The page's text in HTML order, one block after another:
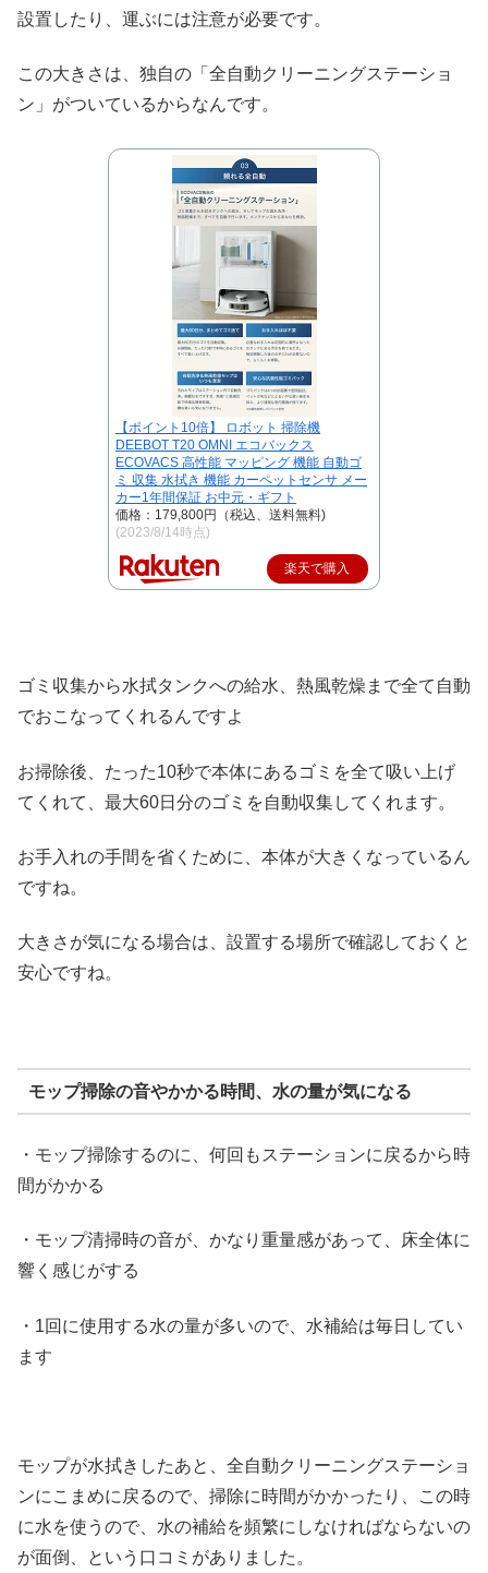
設置したり、運ぶには注意が必要です。
この大きさは、独自の「全自動クリーニングステーショ
ン」がついているからなんです。
【ポイント10倍】 ロボット 掃除機
DEEBOT T20 OMNI エコバックス
ECOVACS 高性能 マッピング 機能 自動ゴ
ミ 収集 水拭き 機能 カーペットセンサ メー
カー1年間保証 お中元・ギフト
価格：179,800円（税込、送料無料)
(2023/8/14時点)
楽天で購入
ゴミ収集から水拭タンクへの給水、熱風乾燥まで全て自動
でおこなってくれるんですよ
お掃除後、たった10秒で本体にあるゴミを全て吸い上げ
てくれて、最大60日分のゴミを自動収集してくれます。
お手入れの手間を省くために、本体が大きくなっているん
ですね。
大きさが気になる場合は、設置する場所で確認しておくと
安心ですね。
モップ掃除の音やかかる時間、水の量が気になる
・モップ掃除するのに、何回もステーションに戻るから時
間がかかる
・モップ清掃時の音が、かなり重量感があって、床全体に
響く感じがする
・1回に使用する水の量が多いので、水補給は毎日してい
ます
モップが水拭きしたあと、全自動クリーニングステーショ
ンにこまめに戻るので、掃除に時間がかかったり、この時
に水を使うので、水の補給を頻繁にしなければならないの
が面倒、という口コミがありました。